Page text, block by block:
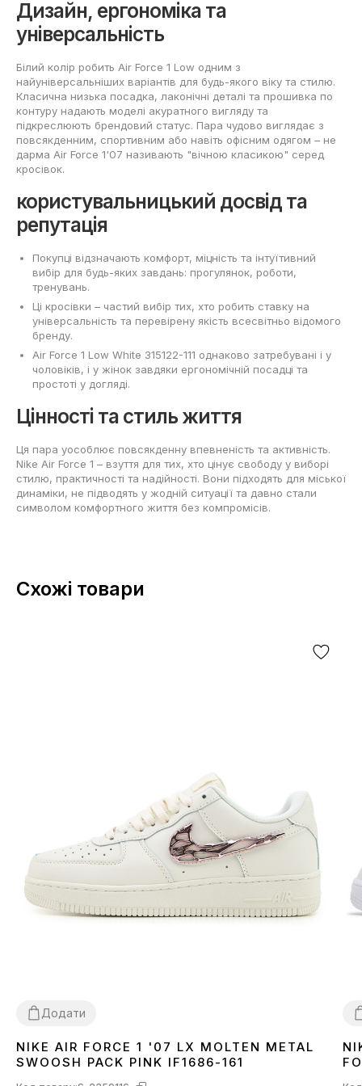
Дизайн, ергономіка та
універсальність
Білий колір робить Air Force 1 Low одним з
найуніверсальніших варіантів для будь-якого віку та стилю.
Класична низька посадка, лаконічні деталі та прошивка по
контуру надають моделі акуратного вигляду та
підкреслюють брендовий статус. Пара чудово виглядає з
повсякденним, спортивним або навіть офісним одягом – не
дарма Air Force 1'07 називають "вічною класикою" серед
кросівок.
користувальницький досвід та
репутація
Покупці відзначають комфорт, міцність та інтуїтивний
вибір для будь-яких завдань: прогулянок, роботи,
тренувань.
Ці кросівки – частий вибір тих, хто робить ставку на
універсальність та перевірену якість всесвітньо відомого
бренду.
Air Force 1 Low White 315122-111 однаково затребувані і у
чоловіків, і у жінок завдяки ергономічній посадці та
простоті у догляді.
Цінності та стиль життя
Ця пара уособлює повсякденну впевненість та активність.
Nike Air Force 1 – взуття для тих, хто цінує свободу у виборі
стилю, практичності та надійності. Вони підходять для міської
динаміки, не підводять у жодній ситуації та давно стали
символом комфортного життя без компромісів.
Схожі товари
Додати
3637 38 39 4041
NIKE AIR FORCE 1 '07 LX MOLTEN METAL
SWOOSH PACK PINK IF1686-161